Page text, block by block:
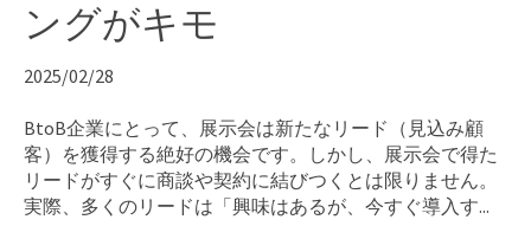
ングがキモ
2025/02/28
BtoB企業にとって、展示会は新たなリード（見込み顧
客）を獲得する絶好の機会です。しかし、展示会で得た
リードがすぐに商談や契約に結びつくとは限りません。
実際、多くのリードは「興味はあるが、今すぐ導入す...